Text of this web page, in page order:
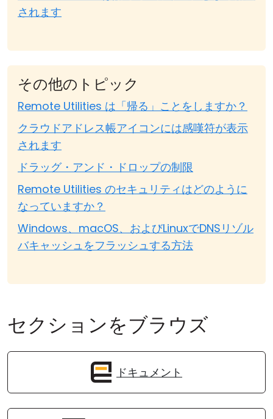
されます
その他のトピック
Remote Utilities は「帰る」ことをしますか？
クラウドアドレス帳アイコンには感嘆符が表示
されます
ドラッグ・アンド・ドロップの制限
Remote Utilities のセキュリティはどのように
なっていますか？
Windows、macOS、およびLinuxでDNSリゾル
バキャッシュをフラッシュする方法
セクションをブラウズ
ドキュメント